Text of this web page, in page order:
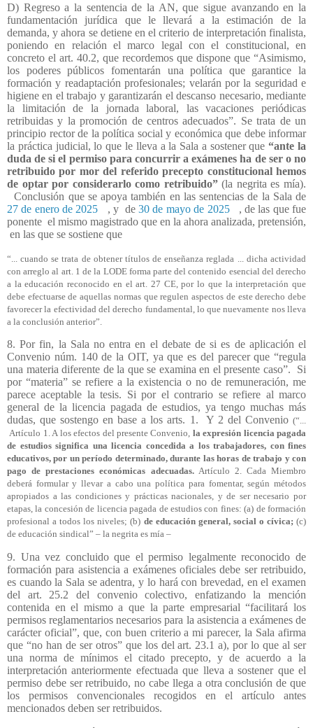
D) Regreso a la sentencia de la AN, que sigue avanzando en la
fundamentación jurídica que le llevará a la estimación de la
demanda, y ahora se detiene en el criterio de interpretación finalista,
poniendo en relación el marco legal con el constitucional, en
concreto el art. 40.2, que recordemos que dispone que “Asimismo,
los poderes públicos fomentarán una política que garantice la
formación y readaptación profesionales; velarán por la seguridad e
higiene en el trabajo y garantizarán el descanso necesario, mediante
la limitación de la jornada laboral, las vacaciones periódicas
retribuidas y la promoción de centros adecuados”. Se trata de un
principio rector de la política social y económica que debe informar
la práctica judicial, lo que le lleva a la Sala a sostener que“ante la
duda de si el permiso para concurrir a exámenes ha de ser o no
retribuido por mor del referido precepto constitucional hemos
de optar por considerarlo como retribuido”(la negrita es mía).
Conclusión que se apoya también en las sentencias de la Sala de
27 de enero de 2025
, y de30 de mayo de 2025
, de las que fue
ponente el mismo magistrado que en la ahora analizada, pretensión,
en las que se sostiene que
“... cuando se trata de obtener títulos de enseñanza reglada ... dicha actividad
con arreglo al art. 1 de la LODE forma parte del contenido esencial del derecho
a la educación reconocido en el art. 27 CE, por lo que la interpretación que
debe efectuarse de aquellas normas que regulen aspectos de este derecho debe
favorecer la efectividad del derecho fundamental, lo que nuevamente nos lleva
a la conclusión anterior”.
8. Por fin, la Sala no entra en el debate de si es de aplicación el
Convenio núm. 140 de la OIT, ya que es del parecer que “regula
una materia diferente de la que se examina en el presente caso”.
Si
por “materia” se refiere a la existencia o no de remuneración, me
parece aceptable la tesis. Si por el contrario se refiere al marco
general de la licencia pagada de estudios, ya tengo muchas más
dudas, que sostengo en base a los arts. 1.
Y 2 del Convenio(“...
Artículo 1. A los efectos del presente Convenio, la expresión licencia pagada
de estudios significa una licencia concedida a los trabajadores, con fines
educativos, por un período determinado, durante las horas de trabajo y con
pago de prestaciones económicas adecuadas.Artículo 2. Cada Miembro
deberá formular y llevar a cabo una política para fomentar, según métodos
apropiados a las condiciones y prácticas nacionales, y de ser necesario por
etapas, la concesión de licencia pagada de estudios con fines: (a) de formación
profesional a todos los niveles; (b) de educación general, social o cívica;(c)
de educación sindical” – la negrita es mía –
9. Una vez concluido que el permiso legalmente reconocido de
formación para asistencia a exámenes oficiales debe ser retribuido,
es cuando la Sala se adentra, y lo hará con brevedad, en el examen
del art. 25.2 del convenio colectivo, enfatizando la mención
contenida en el mismo a que la parte empresarial “facilitará los
permisos reglamentarios necesarios para la asistencia a exámenes de
carácter oficial”, que, con buen criterio a mi parecer, la Sala afirma
que “no han de ser otros” que los del art. 23.1 a), por lo que al ser
una norma de mínimos el citado precepto, y de acuerdo a la
interpretación anteriormente efectuada que lleva a sostener que el
permiso debe ser retribuido, no cabe llega a otra conclusión de que
los permisos convencionales recogidos en el artículo antes
mencionados deben ser retribuidos.